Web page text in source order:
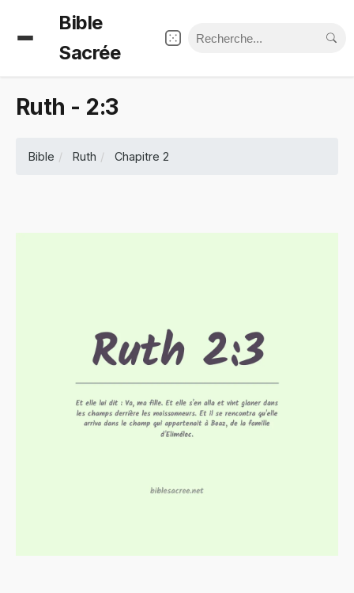
Bible
Sacrée
Ruth - 2:3
Bible Ruth Chapitre 2